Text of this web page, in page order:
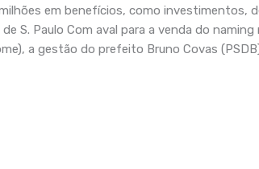
em benefícios, como investimentos,
S. Paulo Com aval para a venda do
a gestão do prefeito Bruno Covas